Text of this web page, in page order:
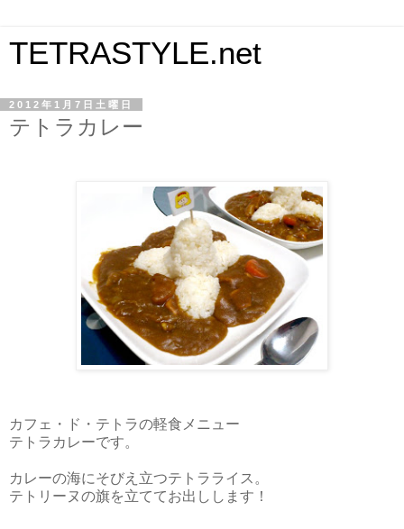
TETRASTYLE.net
2012年1月7日土曜日
テトラカレー
カフェ・ド・テトラの軽食メニュー
テトラカレーです。
カレーの海にそびえ立つテトラライス。
テトリーヌの旗を立ててお出しします！